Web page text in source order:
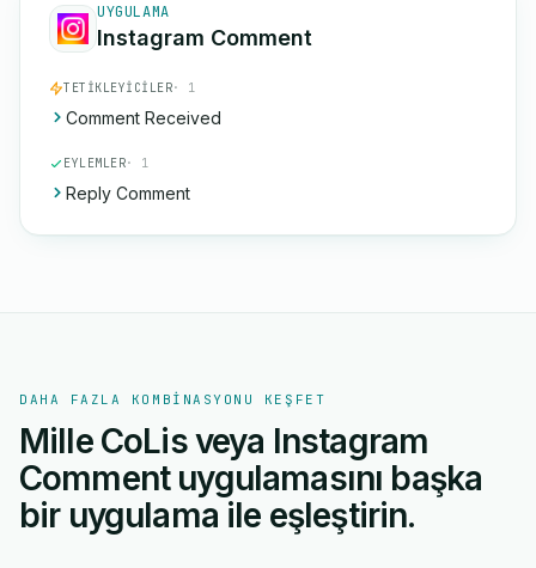
UYGULAMA
Instagram Comment
TETIKLEYICILER· 1
Comment Received
EYLEMLER· 1
Reply Comment
DAHA FAZLA KOMBINASYONU KEŞFET
Mille CoLis veya Instagram
Comment uygulamasını başka
bir uygulama ile eşleştirin.